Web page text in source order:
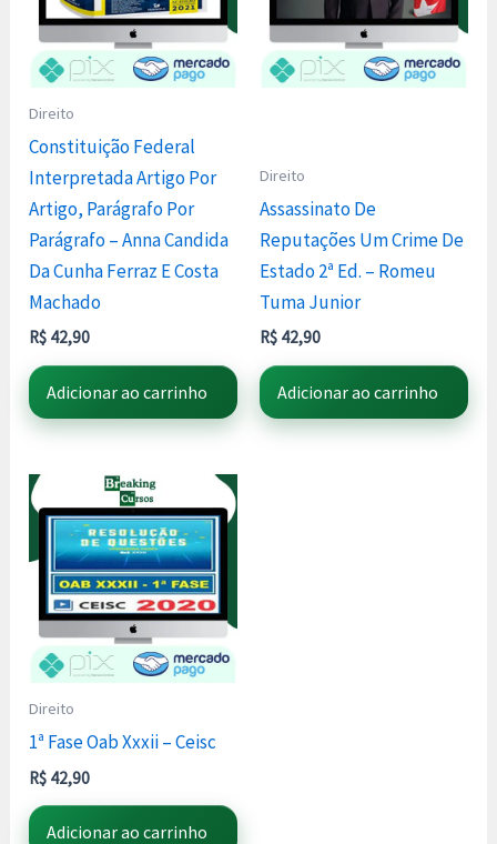
Direito
Constituição Federal
Interpretada Artigo Por
Artigo, Parágrafo Por
Parágrafo – Anna Candida
Da Cunha Ferraz E Costa
Machado
R$ 42,90
Adicionar ao carrinho
Direito
Assassinato De
Reputações Um Crime De
Estado 2ª Ed. – Romeu
Tuma Junior
R$ 42,90
Adicionar ao carrinho
Direito
1ª Fase Oab Xxxii – Ceisc
R$ 42,90
Adicionar ao carrinho